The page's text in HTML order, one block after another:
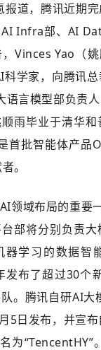
道，腾讯近期
Infra部、AI
Vinces Yao（
科学家，向腾讯
言模型部负责
雨毕业于清华
首批智能体产品
。
领域布局的重要
部将分别负责大
器学习的数据智
发布了超过30个
。腾讯自研AI大
5日发布，并宣布
为“TencentHY”